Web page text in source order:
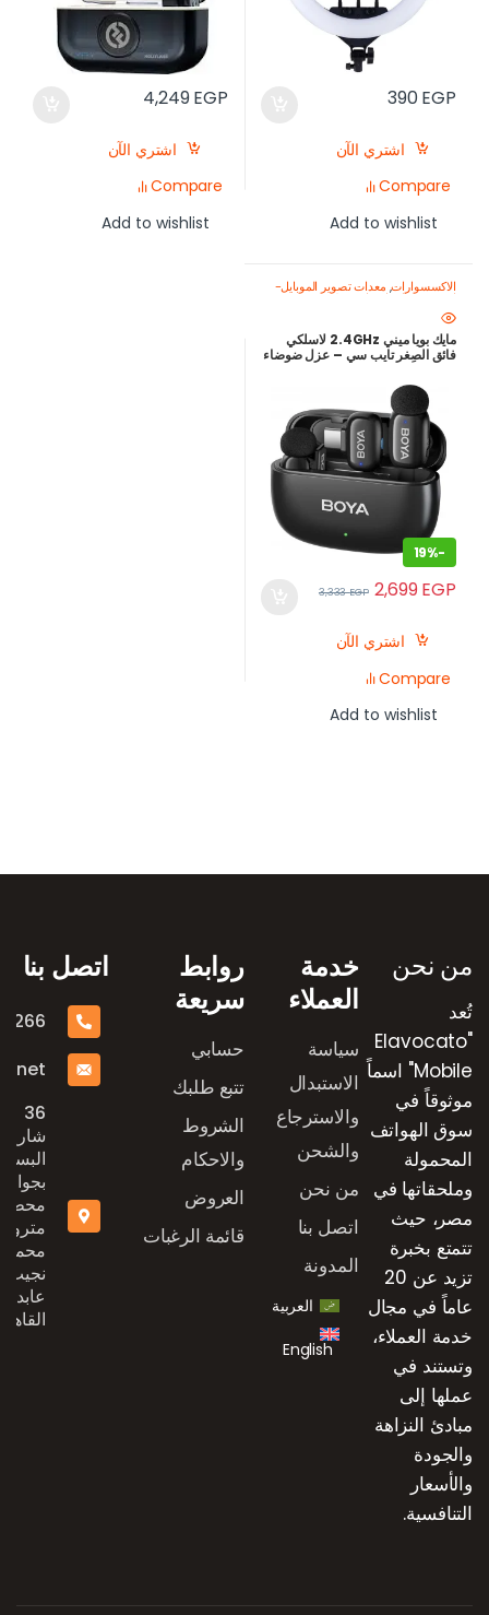
390EGP
اشتري الآن
Compare
Add to wishlist
4,249EGP
اشتري الآن
Compare
Add to wishlist
الاكسسوارات, معدات تصوير الموبايل-
اصنع محتواك باحتراف ميكروفون
للموبايل
مايك بويا ميني 2.4GHz لاسلكي
فائق الصِغر تايب سي – عزل ضوضاء
-
19%
2,699EGP
3,333EGP
اشتري الآن
Compare
Add to wishlist
من نحن
تُعد
"Elavocato
Mobile" اسماً
موثوقاً في
سوق الهواتف
المحمولة
وملحقاتها في
مصر، حيث
تتمتع بخبرة
تزيد عن 20
عاماً في مجال
خدمة العملاء،
وتستند في
عملها إلى
مبادئ النزاهة
والجودة
والأسعار
التنافسية.
خدمة
العملاء
سياسة
الاستبدال
والاسترجاع
والشحن
من نحن
اتصل بنا
المدونة
العربية
English
روابط
سريعة
حسابي
تتبع طلبك
الشروط
والاحكام
العروض
قائمة الرغبات
اتصل بنا
36
شارع
بجوار
محطة
مترو
محمد
نجيب،